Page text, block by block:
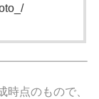
時点のもので、